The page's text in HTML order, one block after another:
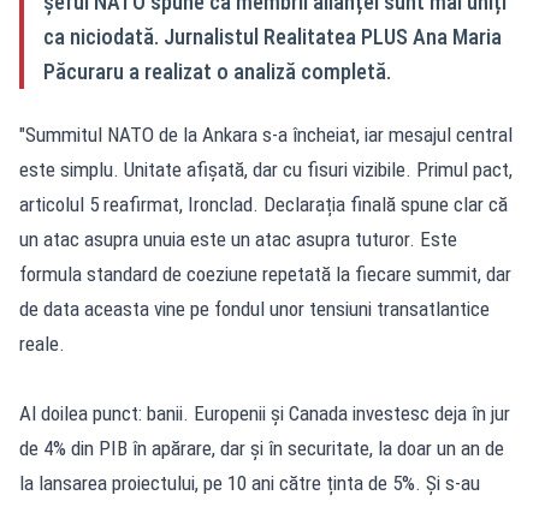
ca niciodată. Jurnalistul Realitatea PLUS Ana Maria
Păcuraru a realizat o analiză completă.
"Summitul NATO de la Ankara s-a încheiat, iar mesajul central
este simplu. Unitate afișată, dar cu fisuri vizibile. Primul pact,
articolul 5 reafirmat, Ironclad. Declarația finală spune clar că
un atac asupra unuia este un atac asupra tuturor. Este
formula standard de coeziune repetată la fiecare summit, dar
de data aceasta vine pe fondul unor tensiuni transatlantice
reale.
Al doilea punct: banii. Europenii și Canada investesc deja în jur
de 4% din PIB în apărare, dar și în securitate, la doar un an de
la lansarea proiectului, pe 10 ani către ținta de 5%. Și s-au